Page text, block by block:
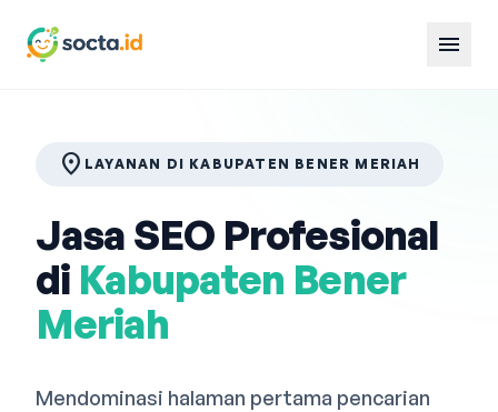
menu
location_on LAYANAN DI KABUPATEN BENER MERIAH
Jasa SEO Profesional
di Kabupaten Bener
Meriah
Mendominasi halaman pertama pencarian